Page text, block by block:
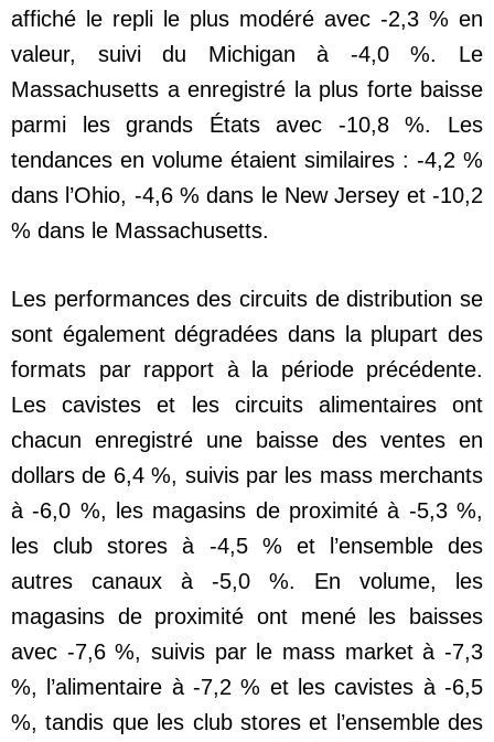
affiché le repli le plus modéré avec -2,3 % en
valeur, suivi du Michigan à -4,0 %. Le
Massachusetts a enregistré la plus forte baisse
parmi les grands États avec -10,8 %. Les
tendances en volume étaient similaires : -4,2 %
dans l’Ohio, -4,6 % dans le New Jersey et -10,2
% dans le Massachusetts.
Les performances des circuits de distribution se
sont également dégradées dans la plupart des
formats par rapport à la période précédente.
Les cavistes et les circuits alimentaires ont
chacun enregistré une baisse des ventes en
dollars de 6,4 %, suivis par les mass merchants
à -6,0 %, les magasins de proximité à -5,3 %,
les club stores à -4,5 % et l’ensemble des
autres canaux à -5,0 %. En volume, les
magasins de proximité ont mené les baisses
avec -7,6 %, suivis par le mass market à -7,3
%, l’alimentaire à -7,2 % et les cavistes à -6,5
%, tandis que les club stores et l’ensemble des